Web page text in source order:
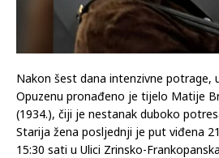
Nakon šest dana intenzivne potrage,
Opuzenu pronađeno je tijelo Matije
(1934.), čiji je nestanak duboko
Starija žena posljednji je put viđena
15:30 sati u Ulici Zrinsko-